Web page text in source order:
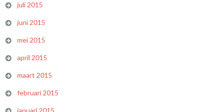
juli 2015
juni 2015
mei 2015
april 2015
maart 2015
februari 2015
januari 2015